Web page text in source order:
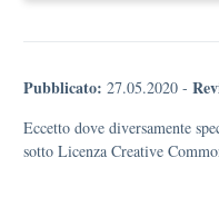
Pubblicato: 27.05.2020 -
Eccetto dove diversamente
sotto Licenza Creative